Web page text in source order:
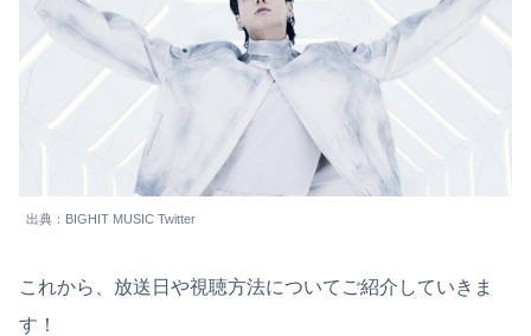
出典：BIGHIT MUSIC Twitter
これから、放送日や視聴方法についてご紹介していきま
す！